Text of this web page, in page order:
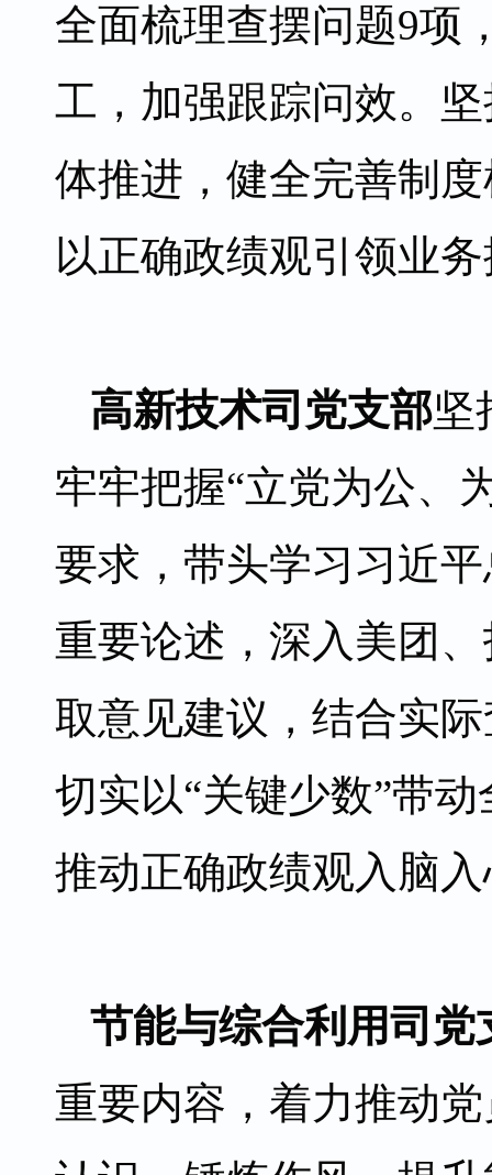
全面梳理查摆问题9项
工，加强跟踪问效。
体推进，健全完善制
以正确政绩观引领业
高新技术司党支部坚
牢牢把握“立党为公、
要求，带头学习习近
重要论述，深入美团
取意见建议，结合实
切实以“关键少数”带
推动正确政绩观入脑
节能与综合利用司党
重要内容，着力推动